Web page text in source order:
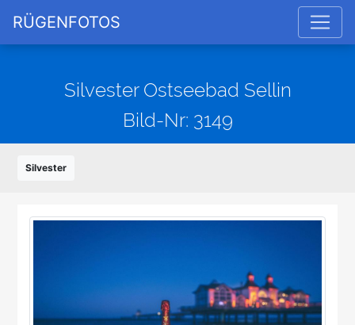
RÜGENFOTOS
Silvester Ostseebad Sellin
Bild-Nr: 3149
Silvester